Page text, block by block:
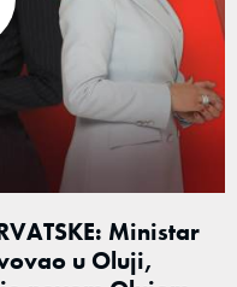
Ministar
u Oluji,